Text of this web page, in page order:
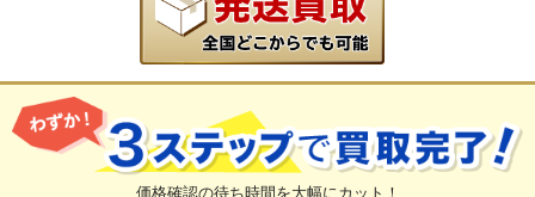
価格確認の待ち時間を大幅にカット！